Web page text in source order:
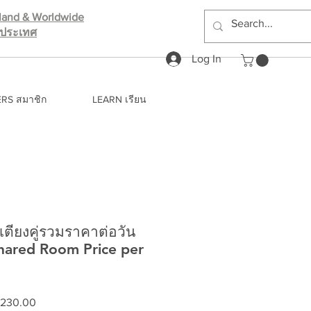
Log In
& Worldwide
ระเทศ
สมาชิก LEARN เรียน
ตียงคู่รวมราคาต่อวัน
Room Price per